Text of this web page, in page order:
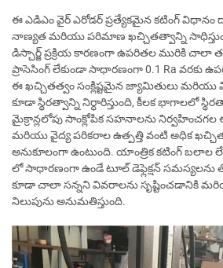
ఈ ఎడిఎం వైర్ ఎరోడర్ ప్రత్యేకమైన కటింగ్
నాణ్యత మరియు పరిమాణ ఖచ్చితత్వాన్ని
డిస్చార్జ్ ప్రక్రియ కారణంగా ఉపరితల మురికి చాలా
ప్రాసెసింగ్ లేకుండా సాధారణంగా 0.1 Ra వరకు
ఈ ఖచ్చితత్వం సంక్లిష్టమైన జ్యామితులు
కూడా స్థిరత్వాన్ని నిర్ధారిస్తుంది, కీలక భాగాలలో
మైక్రాన్లలోపు సాంక్లోపిక సహనాలను
మరియు వైద్య పరికరాల ఉత్పత్తి వంటి అధిక
అనుకూలంగా ఉంటుంది. యాంత్రిక కటింగ్
లో సాధారణంగా ఉండే టూల్ డెఫ్లెక్షన్ సమస్యలను
కూడా చాలా సన్నని వివరాలను సృష్టించడానికి
నిలుపును అనుమతిస్తుంది.